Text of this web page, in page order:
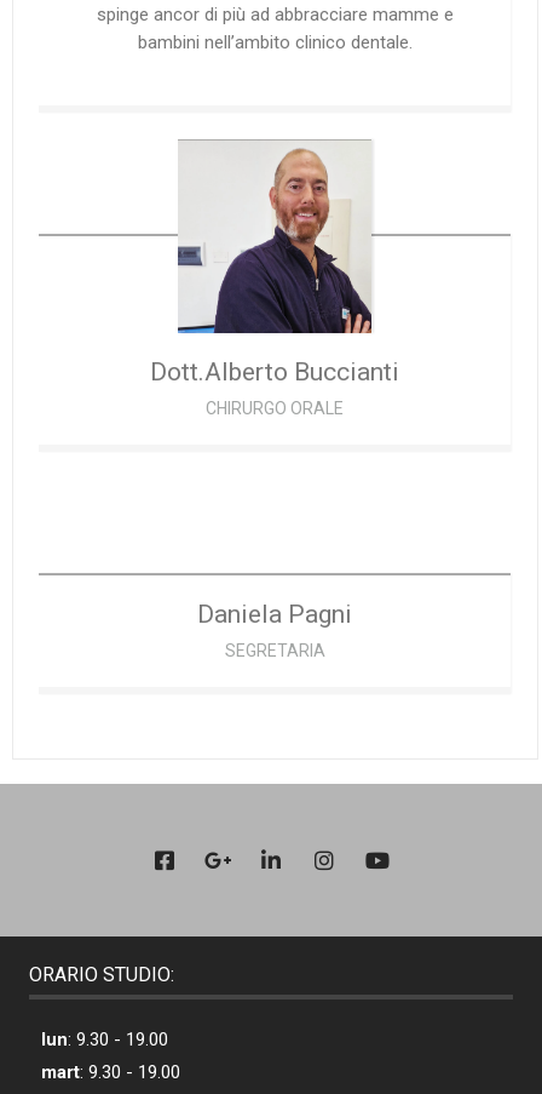
spinge ancor di più ad abbracciare mamme e
bambini nell’ambito clinico dentale.
Dott.Alberto Buccianti
CHIRURGO ORALE
Daniela Pagni
SEGRETARIA
ORARIO STUDIO:
lun: 9.30 - 19.00
mart: 9.30 - 19.00